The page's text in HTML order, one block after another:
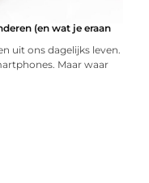
(en wat je eraan
uit ons dagelijks leven.
Maar waar